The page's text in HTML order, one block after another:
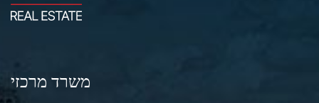
משרד מרכזי